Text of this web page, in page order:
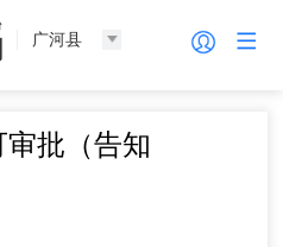
广河县
审批（告知